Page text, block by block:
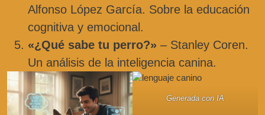
Alfonso López García. Sobre la educación
cognitiva y emocional.
«¿Qué sabe tu perro?» – Stanley Coren.
Un análisis de la inteligencia canina.
Generada con IA